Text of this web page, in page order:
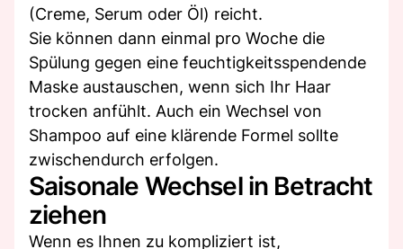
(Creme, Serum oder Öl) reicht.
Sie können dann einmal pro Woche die
Spülung gegen eine feuchtigkeitsspendende
Maske austauschen, wenn sich Ihr Haar
trocken anfühlt. Auch ein Wechsel von
Shampoo auf eine klärende Formel sollte
zwischendurch erfolgen.
Saisonale Wechsel in Betracht
ziehen
Wenn es Ihnen zu kompliziert ist,